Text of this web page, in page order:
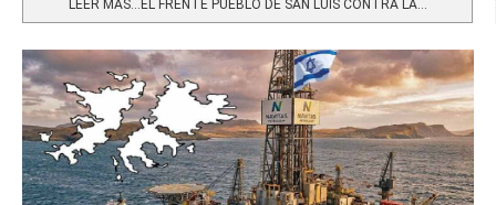
LEER MÁS…EL FRENTE PUEBLO DE SAN LUIS CONTRA LA...